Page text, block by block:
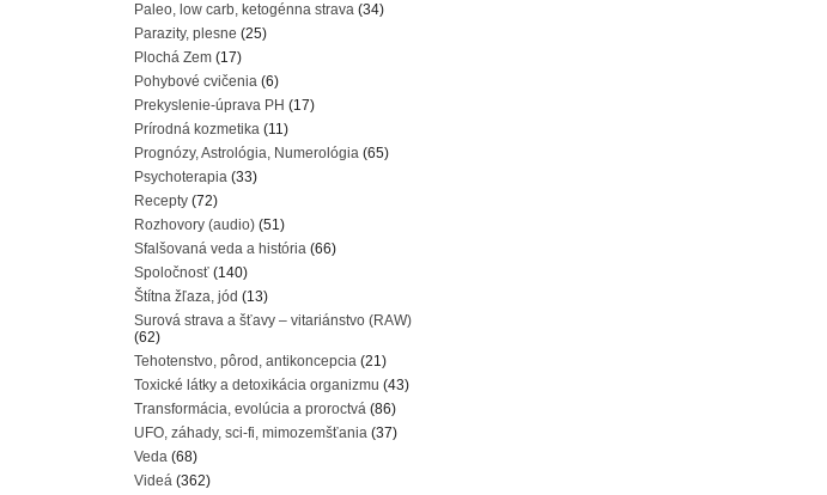
Paleo, low carb, ketogénna strava (34)
Parazity, plesne (25)
Plochá Zem (17)
Pohybové cvičenia (6)
Prekyslenie-úprava PH (17)
Prírodná kozmetika (11)
Prognózy, Astrológia, Numerológia (65)
Psychoterapia (33)
Recepty (72)
Rozhovory (audio) (51)
Sfalšovaná veda a história (66)
Spoločnosť (140)
Štítna žľaza, jód (13)
Surová strava a šťavy – vitariánstvo (RAW)
(62)
Tehotenstvo, pôrod, antikoncepcia (21)
Toxické látky a detoxikácia organizmu (43)
Transformácia, evolúcia a proroctvá (86)
UFO, záhady, sci-fi, mimozemšťania (37)
Veda (68)
Videá (362)